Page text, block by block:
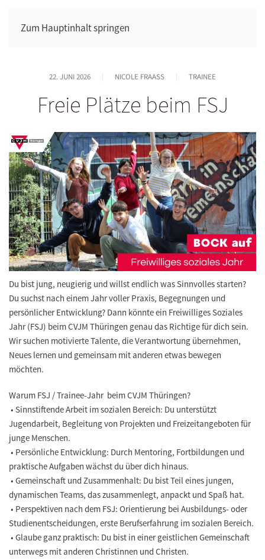
Zum Hauptinhalt springen
22. JUNI 2026 NICOLE FRAASS TRAINEE
Freie Plätze beim FSJ
Du bist jung, neugierig und willst endlich was Sinnvolles starten?
Du suchst nach einem Jahr voller Praxis, Begegnungen und
persönlicher Entwicklung? Dann könnte ein Freiwilliges Soziales
Jahr (FSJ) beim CVJM Thüringen genau das Richtige für dich sein.
Wir suchen motivierte Talente, die Verantwortung übernehmen,
Neues lernen und gemeinsam mit anderen etwas bewegen
möchten.
Warum FSJ / Trainee-Jahr beim CVJM Thüringen?
• Sinnstiftende Arbeit im sozialen Bereich: Du unterstützt
Jugendarbeit, Begleitung von Projekten und Freizeitangeboten für
junge Menschen.
• Persönliche Entwicklung: Durch Mentoring, Fortbildungen und
praktische Aufgaben wächst du über dich hinaus.
• Gemeinschaft und Zusammenhalt: Du bist Teil eines jungen,
dynamischen Teams, das zusammenlegt, anpackt und Spaß hat.
• Perspektiven nach dem FSJ: Orientierung bei Ausbildungs- oder
Studienentscheidungen, erste Berufserfahrung im sozialen Bereich.
• Glaube ganz praktisch: Du bist in einer geistlichen Gemeinschaft
unterwegs mit anderen Christinnen und Christen.